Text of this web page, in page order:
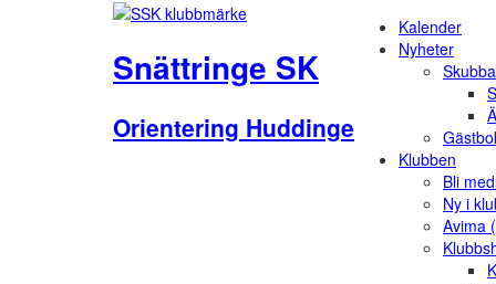
Snättringe SK
Orientering Huddinge
Kalender
Nyheter
Klubben
Bli
Ny i
Avima